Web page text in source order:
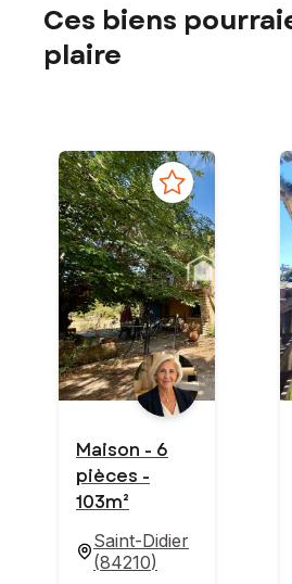
Ces biens
plaire
Maison - 6
pièces -
103m²
Saint-Didier
(84210)